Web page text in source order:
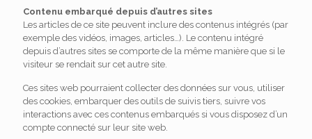
Contenu embarqué depuis d’autres sites
Les articles de ce site peuvent inclure des contenus intégrés (par
exemple des vidéos, images, articles…). Le contenu intégré
depuis d’autres sites se comporte de la même manière que si le
visiteur se rendait sur cet autre site.
Ces sites web pourraient collecter des données sur vous, utiliser
des cookies, embarquer des outils de suivis tiers, suivre vos
interactions avec ces contenus embarqués si vous disposez d’un
compte connecté sur leur site web.